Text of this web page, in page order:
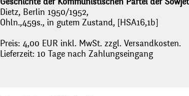
Dietz, Berlin 1950/1952,
Ohln.,459s., in gutem Zustand, [HSA16,1b]
Preis: 4,00 EUR inkl. MwSt. zzgl. Versandkosten.
Lieferzeit: 10 Tage nach Zahlungseingang